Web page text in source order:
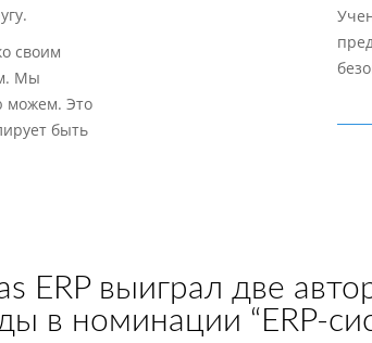
своим
Мы
можем. Это
быть
ERP выиграл две
в номинации “ERP-